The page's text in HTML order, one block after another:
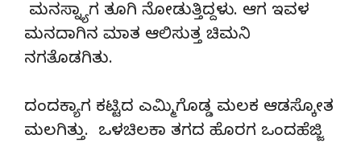
ಮನಸ್ನ್ಯಾಗ ತೂಗಿ ನೋಡುತ್ತಿದ್ದಳು. ಆಗ ಇವಳ
ಮನದಾಗಿನ ಮಾತ ಆಲಿಸುತ್ತ ಚಿಮನಿ
ನಗತೊಡಗಿತು.
ದಂದಕ್ಯಾಗ ಕಟ್ಟಿದ ಎಮ್ಮಿಗೊಡ್ಡ ಮಲಕ ಆಡಸ್ಕೋತ
ಮಲಗಿತ್ತು. ಒಳಚಿಲಕಾ ತಗದ ಹೊರಗ ಒಂದಹೆಜ್ಜಿ